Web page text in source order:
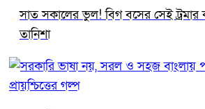
সাত সকালের ভুল! বিগ বসের সেই
তানিশা